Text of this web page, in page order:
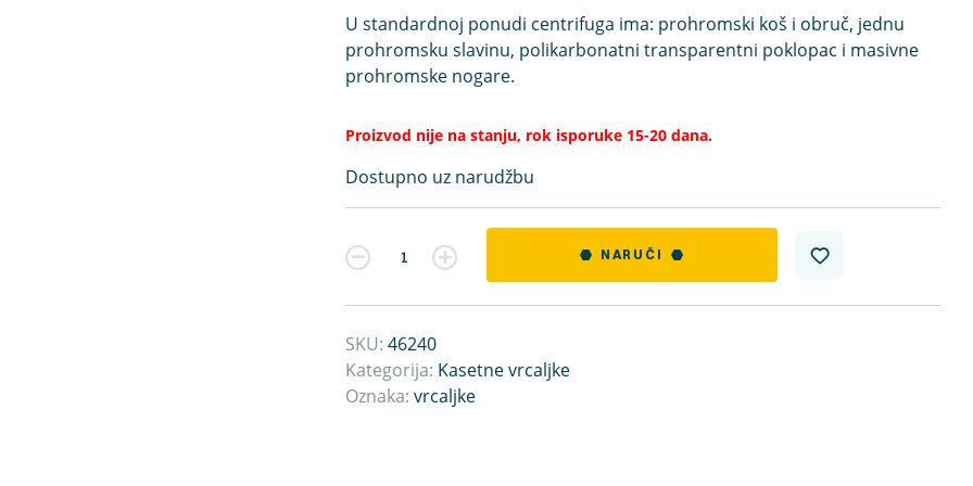
U standardnoj ponudi centrifuga ima: prohromski koš i obruč, jednu
prohromsku slavinu, polikarbonatni transparentni poklopac i masivne
prohromske nogare.
Proizvod nije na stanju, rok isporuke 15-20 dana.
Dostupno uz narudžbu
Kvantitet NARUČI
SKU:46240
Kategorija: Kasetne vrcaljke
Oznaka:vrcaljke